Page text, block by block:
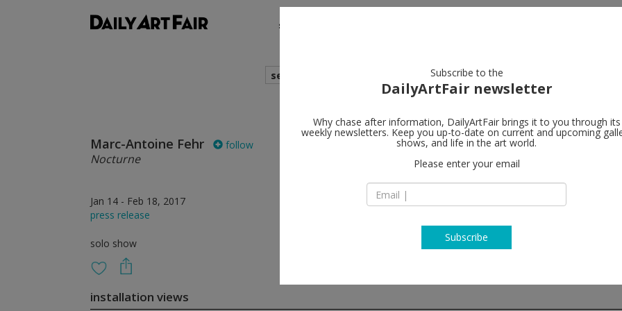
shows
search
Marc-Antoine Fehr follow
Nocturne
Jan 14 - Feb 18, 2017
press release
solo show
Galerie
8005 Zürich
T +41 44 278 1010
http://
installation views
Subscribe to the
DailyArtFair newsletter
Why chase after information, DailyArtFair brings it to you through its
weekly newsletters. Keep you up-to-date on current and upcoming
shows, and life in the art world.
Please enter your email
Subscribe